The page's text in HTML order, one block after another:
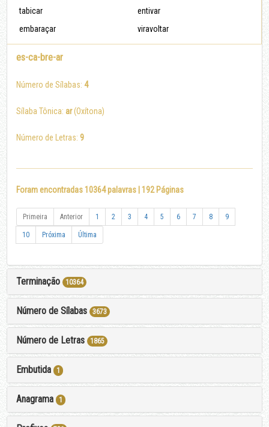
tabicar
entivar
embaraçar
viravoltar
es-ca-bre-ar
Número de Sílabas:4
Sílaba Tônica:ar(Oxítona)
Número de Letras:9
Foram encontradas 10364 palavras | 192 Páginas
Primeira Anterior 1 2 3 4 5 6 7 8 9
10 Próxima Última
Terminação 10364
Número de Sílabas 3673
Número de Letras 1865
Embutida 1
Anagrama 1